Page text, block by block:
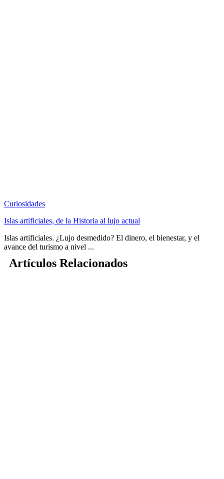
Curiosidades
Islas artificiales, de la Historia al lujo actual
Islas artificiales. ¿Lujo desmedido? El dinero, el bienestar, y el
avance del turismo a nivel ...
Artículos Relacionados